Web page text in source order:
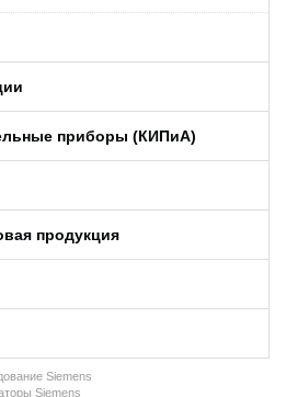
приборы (КИПиA)
продукция
Siemens
Siemens